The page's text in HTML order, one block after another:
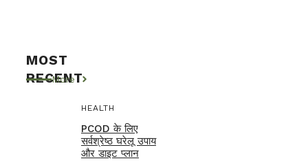
MOST
RECENT
More
HEALTH
PCOD के लिए
सर्वश्रेष्ठ घरेलू उपाय
और डाइट प्लान